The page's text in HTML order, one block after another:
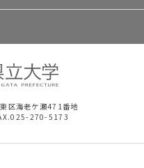
区海老ケ瀬471番地
270-5173